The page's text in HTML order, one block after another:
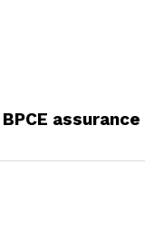
assurance